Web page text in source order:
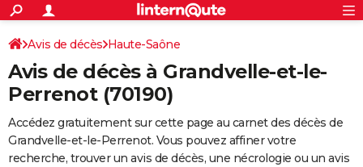
ACTUALITÉS
Politique
Société
Faits Divers
Education
Monde
Villes
+
SPORT
Coupe du monde 2026
Football
Tennis
Cyclisme
Rugby
Forum
FINANCE
Retraite
Impôts
Epargne
Immobilier
Risques naturels par ville
Banque
Assurance
Crédit
S'inscrire
Connexion
Avis de décès Haute-Saône
Avis de décès à Grandvelle-et-le-
Perrenot (70190)
Accédez gratuitement sur cette page au carnet des décès de
Grandvelle-et-le-Perrenot. Vous pouvez affiner votre
recherche, trouver un avis de décès, une nécrologie ou un avis